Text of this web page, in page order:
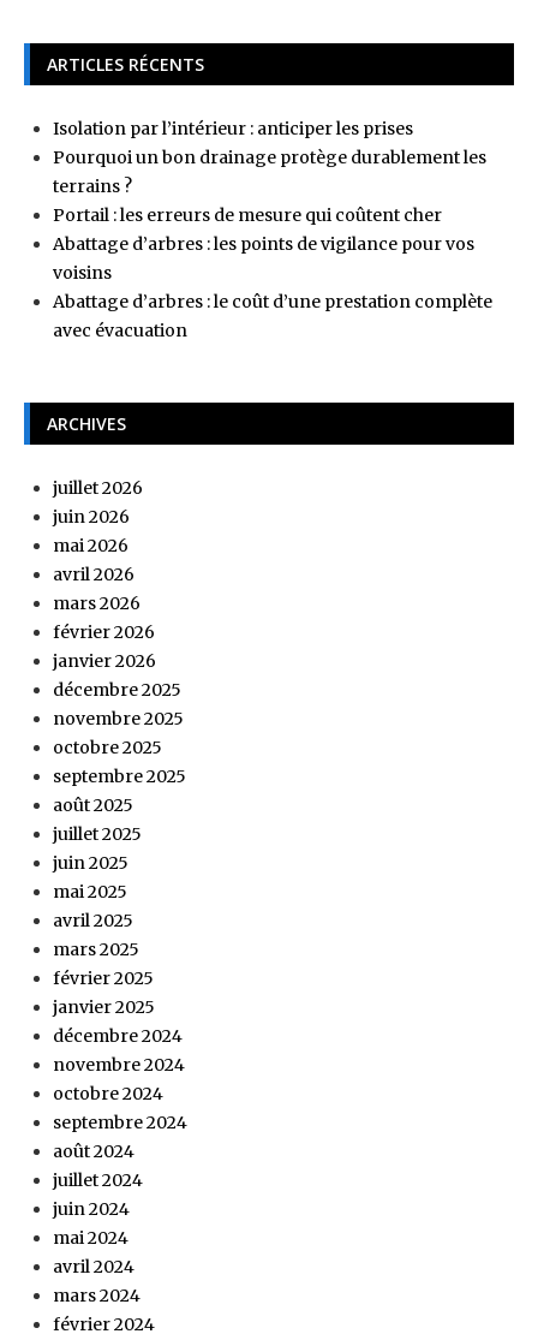
ARTICLES RÉCENTS
Isolation par l’intérieur : anticiper les prises
Pourquoi un bon drainage protège durablement les
terrains ?
Portail : les erreurs de mesure qui coûtent cher
Abattage d’arbres : les points de vigilance pour vos
voisins
Abattage d’arbres : le coût d’une prestation complète
avec évacuation
ARCHIVES
juillet 2026
juin 2026
mai 2026
avril 2026
mars 2026
février 2026
janvier 2026
décembre 2025
novembre 2025
octobre 2025
septembre 2025
août 2025
juillet 2025
juin 2025
mai 2025
avril 2025
mars 2025
février 2025
janvier 2025
décembre 2024
novembre 2024
octobre 2024
septembre 2024
août 2024
juillet 2024
juin 2024
mai 2024
avril 2024
mars 2024
février 2024